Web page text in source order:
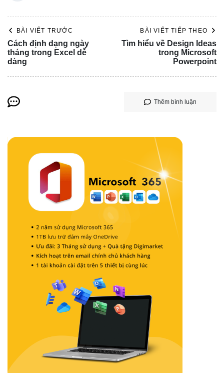
BÀI VIẾT TRƯỚC
Cách định dạng ngày
tháng trong Excel dễ
dàng
BÀI VIẾT TIẾP THEO
Tìm hiểu về Design Ideas
trong Microsoft
Powerpoint
Thêm bình luận